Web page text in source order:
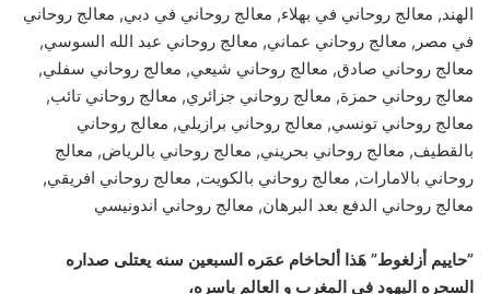
الهند, معالج روحاني في بهلاء, معالج روحاني في دبي, معالج روحاني
في مصر, معالج روحاني عماني, معالج روحاني عبد الله السوسي,
معالج روحاني صادق, معالج روحاني شيعي, معالج روحاني سفلي,
معالج روحاني حمزة, معالج روحاني جزائري, معالج روحاني تائب,
معالج روحاني تونسي, معالج روحاني برازيلي, معالج روحاني
بالقطيف, معالج روحاني بحريني, معالج روحاني بالرياض, معالج
روحاني بالامارات, معالج روحاني بالكويت, معالج روحاني افريقي,
معالج روحاني الدفع بعد البرهان, معالج روحاني اندونيسي
”حاييم أزلغوط” هَذا ألحاخام عمَره السبعين سنه يعتلى صداره
السحره اليهود فِى المغرب و العالم باسره،